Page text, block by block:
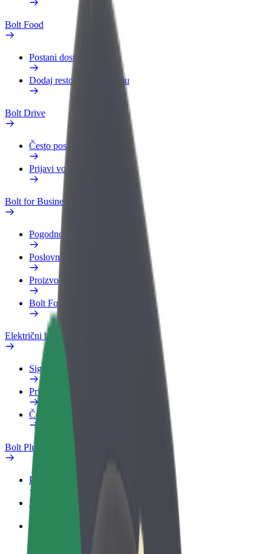
Bolt Food
Postani dostavljač
Dodaj restoran ili trgovinu
Bolt Drive
Često postavljana pitanja
Prijavi vozilo
Bolt for Business
Pogodnosti
Poslovni profil
Proizvodi
Bolt Food za poslovne korisnike
Električni bicikli
Sigurnosni laboratorij
Prijavi problem
Često postavljana pitanja
Bolt Plus
Pogodnosti
Kako se pridružiti
Često postavljana pitanja